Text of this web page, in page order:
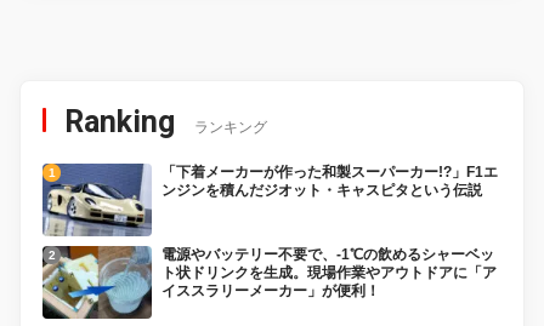
Ranking ランキング
「下着メーカーが作った和製スーパーカー!?」F1エ
ンジンを積んだジオット・キャスピタという伝説
電源やバッテリー不要で、-1℃の飲めるシャーベッ
ト状ドリンクを生成。現場作業やアウトドアに「ア
イススラリーメーカー」が便利！